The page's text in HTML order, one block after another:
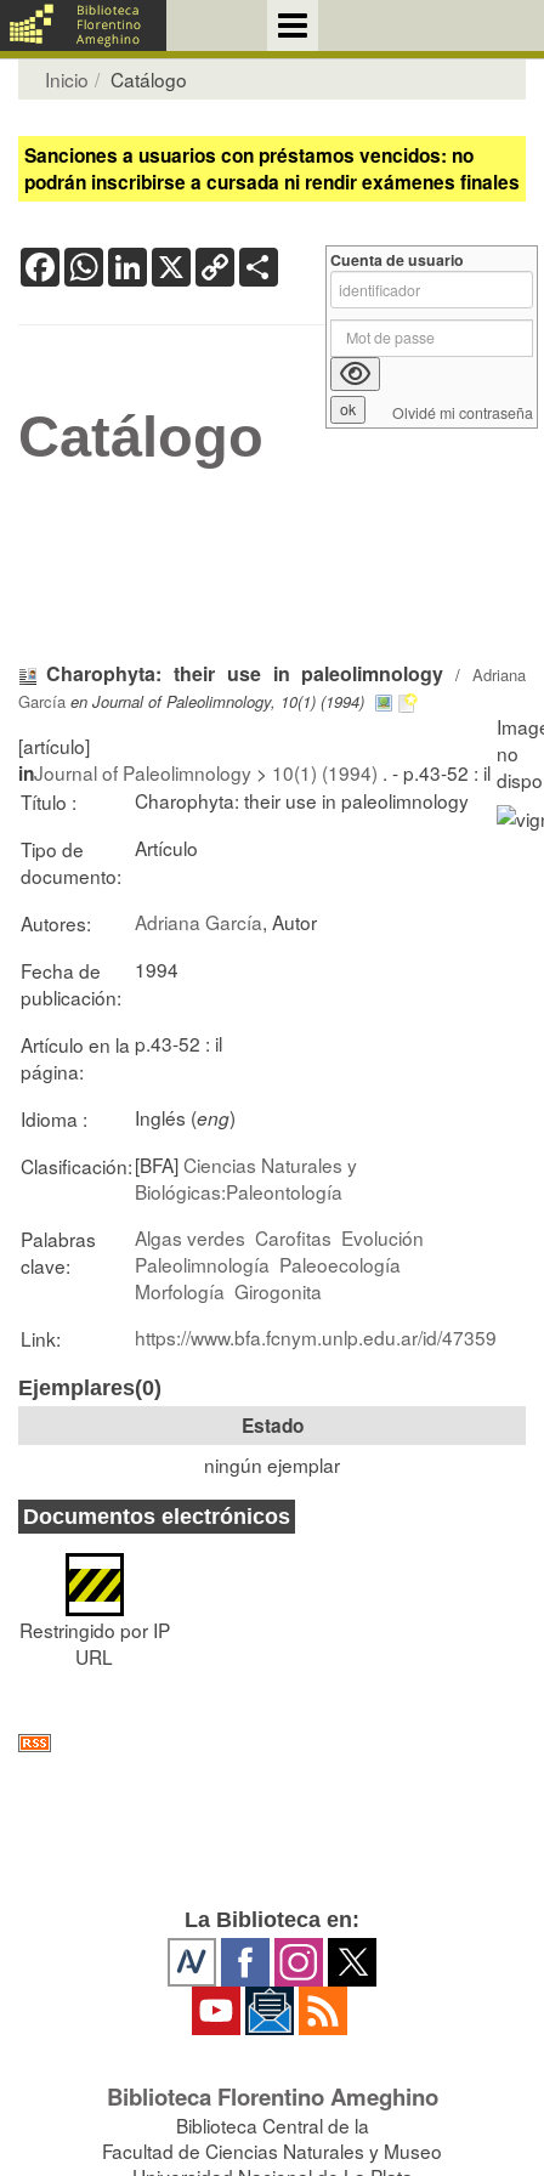
Inicio Catálogo
Sanciones a usuarios con préstamos vencidos: no
podrán inscribirse a cursada ni rendir exámenes finales
FacebookWhatsApp
LinkedIn
X Copy
Link
Catálogo
Charophyta: their use in paleolimnology /Adriana
García en Journal of Paleolimnology, 10(1) (1994)
[artículo]
inJournal of Paleolimnology > 10(1) (1994) . - p.43-52 : il
Título :
Charophyta: their use in paleolimnology
Tipo de
documento:
Artículo
Autores: Adriana García, Autor
Fecha de
publicación:
1994
Artículo en la
página:
p.43-52 : il
Idioma : Inglés (eng)
Clasificación:[BFA]Ciencias Naturales y
Biológicas:Paleontología
Palabras
clave:
Algas verdes Carofitas Evolución
Paleolimnología Paleoecología
Morfología Girogonita
Link:
https://www.bfa.fcnym.unlp.edu.ar/id/47359
Ejemplares(0)
Estado
ningún ejemplar
Documentos electrónicos
Restringido por IP
URL
Cuenta de usuario
Olvidé mi contraseña
La Biblioteca en:
Biblioteca Florentino Ameghino
Biblioteca Central de la
Facultad de Ciencias Naturales y Museo